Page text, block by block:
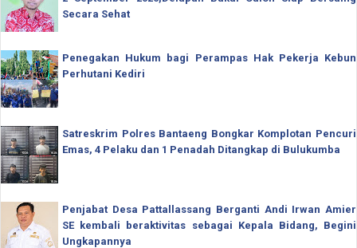
Secara Sehat
Penegakan Hukum bagi Perampas Hak Pekerja Kebun
Perhutani Kediri
Satreskrim Polres Bantaeng Bongkar Komplotan Pencuri
Emas, 4 Pelaku dan 1 Penadah Ditangkap di Bulukumba
Penjabat Desa Pattallassang Berganti Andi Irwan Amier
SE kembali beraktivitas sebagai Kepala Bidang, Begini
Ungkapannya